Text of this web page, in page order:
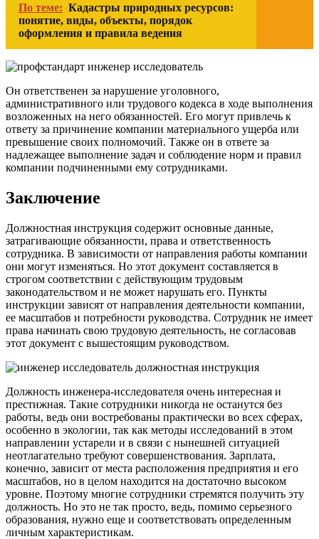
По теме: Кадастры природных ресурсов:
понятие, виды, объекты, порядок
оформления и правила ведения
Он ответственен за нарушение уголовного,
административного или трудового кодекса в ходе выполнения
возложенных на него обязанностей. Его могут привлечь к
ответу за причинение компании материального ущерба или
превышение своих полномочий. Также он в ответе за
надлежащее выполнение задач и соблюдение норм и правил
компании подчиненными ему сотрудниками.
Заключение
Должностная инструкция содержит основные данные,
затрагивающие обязанности, права и ответственность
сотрудника. В зависимости от направления работы компании
они могут изменяться. Но этот документ составляется в
строгом соответствии с действующим трудовым
законодательством и не может нарушать его. Пункты
инструкции зависят от направления деятельности компании,
ее масштабов и потребности руководства. Сотрудник не имеет
права начинать свою трудовую деятельность, не согласовав
этот документ с вышестоящим руководством.
Должность инженера-исследователя очень интересная и
престижная. Такие сотрудники никогда не останутся без
работы, ведь они востребованы практически во всех сферах,
особенно в экологии, так как методы исследований в этом
направлении устарели и в связи с нынешней ситуацией
неотлагательно требуют совершенствования. Зарплата,
конечно, зависит от места расположения предприятия и его
масштабов, но в целом находится на достаточно высоком
уровне. Поэтому многие сотрудники стремятся получить эту
должность. Но это не так просто, ведь, помимо серьезного
образования, нужно еще и соответствовать определенным
личным характеристикам.